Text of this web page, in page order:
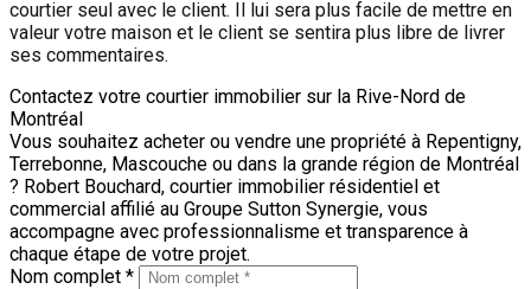
courtier seul avec le client. Il lui sera plus facile de mettre en
valeur votre maison et le client se sentira plus libre de livrer
ses commentaires.
Contactez votre courtier immobilier sur la Rive-Nord de
Montréal
Vous souhaitez acheter ou vendre une propriété à Repentigny,
Terrebonne, Mascouche ou dans la grande région de Montréal
? Robert Bouchard, courtier immobilier résidentiel et
commercial affilié au Groupe Sutton Synergie, vous
accompagne avec professionnalisme et transparence à
chaque étape de votre projet.
Nom complet *